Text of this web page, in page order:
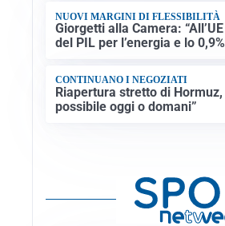
NUOVI MARGINI DI FLESSIBILITÀ
Giorgetti alla Camera:
del PIL per l’energia e lo
CONTINUANO I NEGOZIATI
Riapertura stretto di
possibile oggi o domani”